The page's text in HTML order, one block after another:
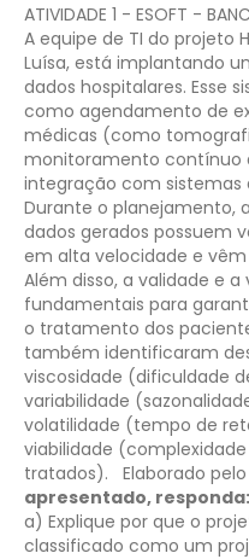
ATIVIDADE 1 - ESOFT -
A equipe de TI do projeto
Luísa, está implantando
dados hospitalares. Esse
como agendamento de
médicas (como
monitoramento contínuo
integração com sistemas
Durante o planejamento,
dados gerados possuem
em alta velocidade e
Além disso, a validade e
fundamentais para
o tratamento dos
também identificaram
viscosidade (dificuldade
variabilidade
volatilidade (tempo de
viabilidade
tratados).
Elaborado
apresentado, responda:
a) Explique por que o
classificado como um